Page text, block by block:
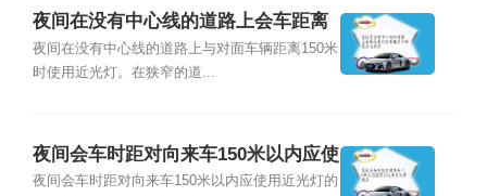
夜间在没有中心线的道路上会车距离
对向车辆多少米改用近光灯
夜间在没有中心线的道路上与对面车辆距离150米
时使用近光灯。在狭窄的道...
夜间会车时距对向来车150米以内应使
用近光灯的原因是
夜间会车时距对向来车150米以内应使用近光灯的